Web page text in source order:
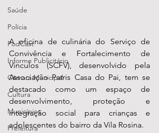
Saúde
Polícia
PodCast
Informe Publicitário
Câmara Municipal
Cultura
Municípios
Prefeitura
A oficina de culinária do Serviço de
Convivência e Fortalecimento de
Vínculos (SCFV), desenvolvido pela
Associação Patris Casa do Pai, tem se
destacado como um espaço de
desenvolvimento, proteção e
integração social para crianças e
adolescentes do bairro da Vila Rosina.